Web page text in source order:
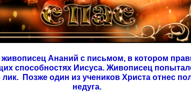
Ананий с письмом, в котором
способностях Иисуса. Живописец
Позже один из учеников Христа отнес
недуга.